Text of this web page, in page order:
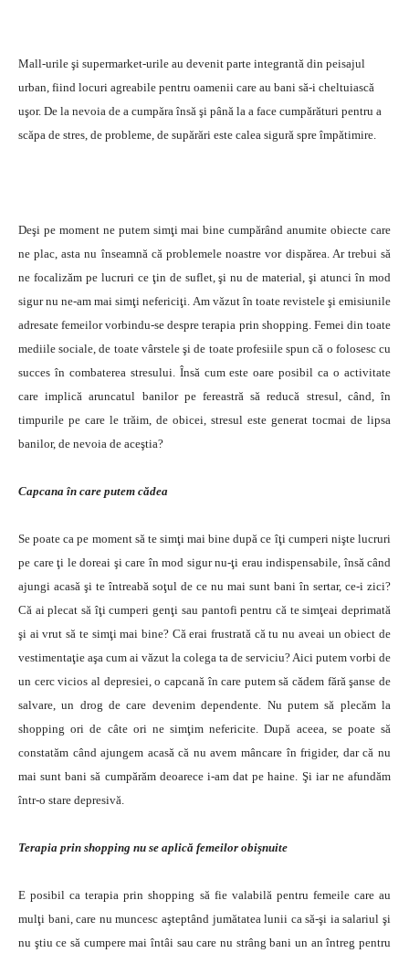
Mall-urile şi supermarket-urile au devenit parte integrantă din peisajul
urban, fiind locuri agreabile pentru oamenii care au bani să-i cheltuiască
uşor. De la nevoia de a cumpăra însă şi până la a face cumpărături pentru a
scăpa de stres, de probleme, de supărări este calea sigură spre împătimire.
Deşi pe moment ne putem simţi mai bine cumpărând anumite obiecte care
ne plac, asta nu înseamnă că problemele noastre vor dispărea. Ar trebui să
ne focalizăm pe lucruri ce ţin de suflet, şi nu de material, şi atunci în mod
sigur nu ne-am mai simţi nefericiţi. Am văzut în toate revistele şi emisiunile
adresate femeilor vorbindu-se despre terapia prin shopping. Femei din toate
mediile sociale, de toate vârstele şi de toate profesiile spun că o folosesc cu
succes în combaterea stresului. Însă cum este oare posibil ca o activitate
care implică aruncatul banilor pe fereastră să reducă stresul, când, în
timpurile pe care le trăim, de obicei, stresul este generat tocmai de lipsa
banilor, de nevoia de aceştia?
Capcana în care putem cădea
Se poate ca pe moment să te simţi mai bine după ce îţi cumperi nişte lucruri
pe care ţi le doreai şi care în mod sigur nu-ţi erau indispensabile, însă când
ajungi acasă şi te întreabă soţul de ce nu mai sunt bani în sertar, ce-i zici?
Că ai plecat să îţi cumperi genţi sau pantofi pentru că te simţeai deprimată
şi ai vrut să te simţi mai bine? Că erai frustrată că tu nu aveai un obiect de
vestimentaţie aşa cum ai văzut la colega ta de serviciu? Aici putem vorbi de
un cerc vicios al depresiei, o capcană în care putem să cădem fără şanse de
salvare, un drog de care devenim dependente. Nu putem să plecăm la
shopping ori de câte ori ne simţim nefericite. După aceea, se poate să
constatăm când ajungem acasă că nu avem mâncare în frigider, dar că nu
mai sunt bani să cumpărăm deoarece i-am dat pe haine. Şi iar ne afundăm
într-o stare depresivă.
Terapia prin shopping nu se aplică femeilor obişnuite
E posibil ca terapia prin shopping să fie valabilă pentru femeile care au
mulţi bani, care nu muncesc aşteptând jumătatea lunii ca să-şi ia salariul şi
nu ştiu ce să cumpere mai întâi sau care nu strâng bani un an întreg pentru